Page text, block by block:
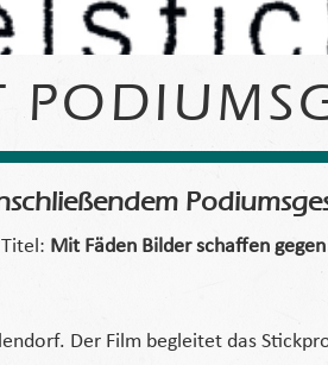
Mit Fäden Bilder schaffen
Der Film begleitet das